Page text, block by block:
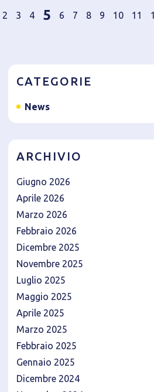
2 3 4 5 6 7 8 9 10 11
CATEGORIE
News
ARCHIVIO
Giugno 2026
Aprile 2026
Marzo 2026
Febbraio 2026
Dicembre 2025
Novembre 2025
Luglio 2025
Maggio 2025
Aprile 2025
Marzo 2025
Febbraio 2025
Gennaio 2025
Dicembre 2024